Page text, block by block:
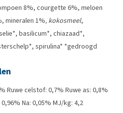
8%, courgette 6%, meloen
mineralen 1%, kokosmeel,
basilicum*, chiazaad*,
spirulina* *gedroogd
Ruwe celstof: 0,7% Ruwe as: 0,8%
Na: 0,05% MJ/kg: 4,2